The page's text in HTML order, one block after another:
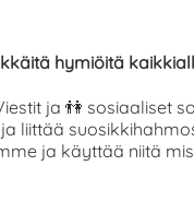
hymiöitä
ja 👫 sosiaaliset
liittää
ja käyttää niitä